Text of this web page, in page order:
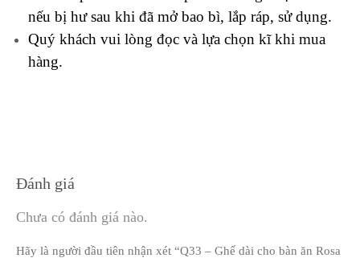
nếu bị hư sau khi đã mở bao bì, lắp ráp, sử dụng.
Quý khách vui lòng đọc và lựa chọn kĩ khi mua
hàng.
Đánh giá
Chưa có đánh giá nào.
Hãy là người đầu tiên nhận xét “Q33 – Ghế dài cho bàn ăn Rosa